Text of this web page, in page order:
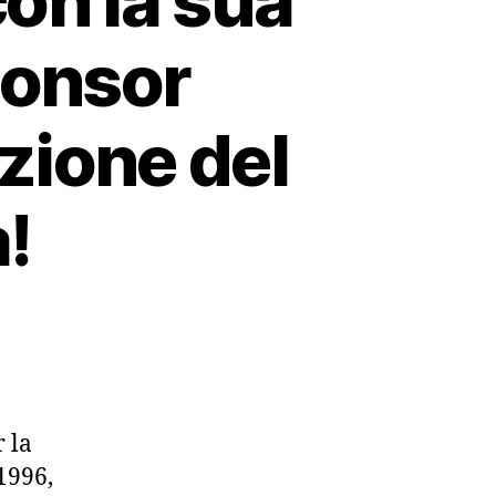
del
la